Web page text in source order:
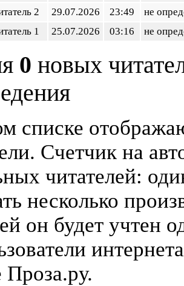
2
29.07.2026 23:49
не
1
25.07.2026 03:16 не
0 новых
списке
Счетчик на
читателей:
несколько
он будет учтен
Проза.ру.